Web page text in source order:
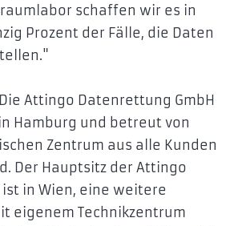
schaffen wir es in
Prozent der Fälle, die Daten
Attingo Datenrettung GmbH
Hamburg und betreut von
Zentrum aus alle Kunden
Der Hauptsitz der Attingo
in Wien, eine weitere
eigenem Technikzentrum